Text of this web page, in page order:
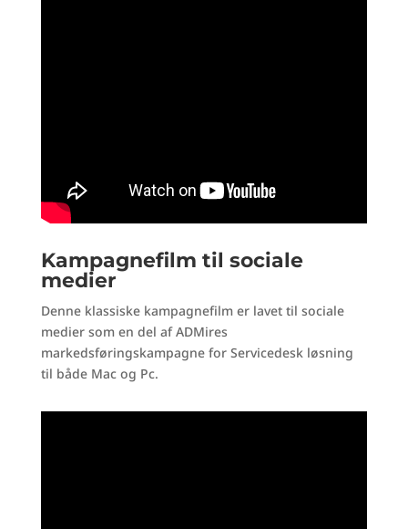
Kampagnefilm til sociale
medier
Denne klassiske kampagnefilm er lavet til sociale
medier som en del af ADMires
markedsføringskampagne for Servicedesk løsning
til både Mac og Pc.